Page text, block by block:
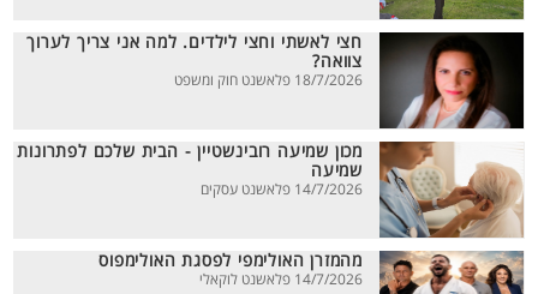
חצי לאשתי וחצי לילדים. למה אני צריך לערוך
צוואה?
18/7/2026 פלאשנט חוק ומשפט
מכון שמיעה רובינשטיין - הבית שלכם לפתרונות
שמיעה
14/7/2026 פלאשנט עסקים
מהמזרן האולימפי לפסגת האולימפוס
14/7/2026 פלאשנט לוקאלי